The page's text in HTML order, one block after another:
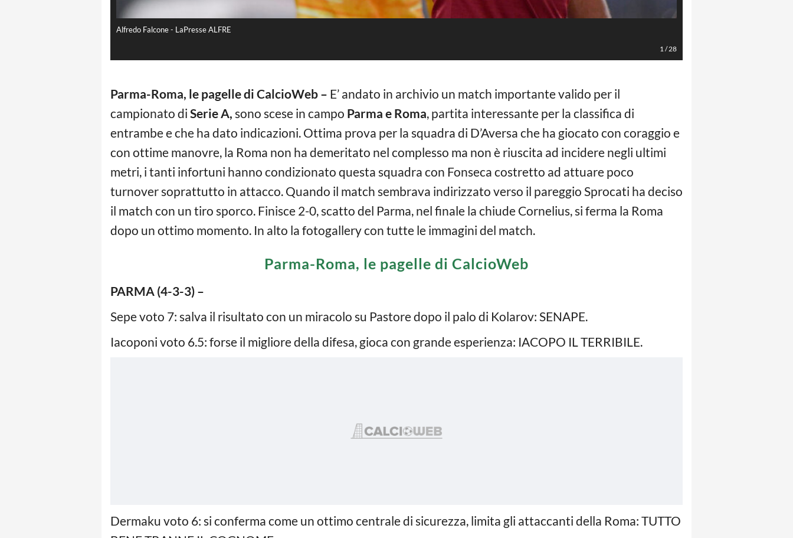
Alfredo Falcone - LaPresse ALFRE
1/28
Parma-Roma, le pagelle di CalcioWeb – E’ andato in archivio un match importante valido per il
campionato di Serie A, sono scese in campo Parma e Roma, partita interessante per la classifica di
entrambe e che ha dato indicazioni. Ottima prova per la squadra di D’Aversa che ha giocato con coraggio e
con ottime manovre, la Roma non ha demeritato nel complesso ma non è riuscita ad incidere negli ultimi
metri, i tanti infortuni hanno condizionato questa squadra con Fonseca costretto ad attuare poco
turnover soprattutto in attacco. Quando il match sembrava indirizzato verso il pareggio Sprocati ha deciso
il match con un tiro sporco. Finisce 2-0, scatto del Parma, nel finale la chiude Cornelius, si ferma la Roma
dopo un ottimo momento. In alto la fotogallery con tutte le immagini del match.
Parma-Roma, le pagelle di CalcioWeb
PARMA (4-3-3) –
Sepe voto 7: salva il risultato con un miracolo su Pastore dopo il palo di Kolarov: SENAPE.
Iacoponi voto 6.5: forse il migliore della difesa, gioca con grande esperienza: IACOPO IL TERRIBILE.
Dermaku voto 6: si conferma come un ottimo centrale di sicurezza, limita gli attaccanti della Roma: TUTTO